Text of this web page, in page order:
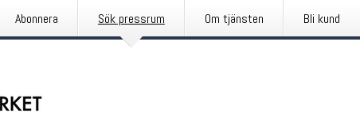
Abonnera Sök pressrum Om tjänsten Bli kund